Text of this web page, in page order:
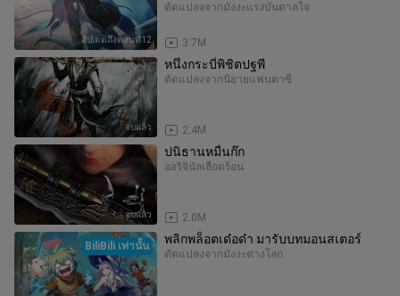
อัปเดตถึงตอนที่12
ดัดแปลงจากมังงะแรงบันดาลใจ
3.7M
จบแล้ว
หนึ่งกระบี่พิชิตปฐพี
ดัดแปลงจากนิยายแฟนตาซี
2.4M
จบแล้ว
ปนิธานหมื่นก๊ก
ออริจินัลเลือดร้อน
2.0M
BiliBili เท่านั้น พลิกพล็อตเด๋อด๋า มารับบทมอนสเตอร์
ดัดแปลงจากมังงะต่างโลก